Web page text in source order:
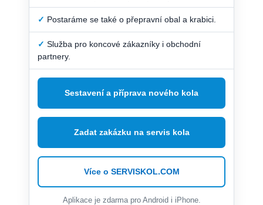
✓ Postaráme se také o přepravní obal a krabici.
✓ Služba pro koncové zákazníky i obchodní
partnery.
Sestavení a příprava nového kola
Zadat zakázku na servis kola
Více o SERVISKOL.COM
Aplikace je zdarma pro Android i iPhone.